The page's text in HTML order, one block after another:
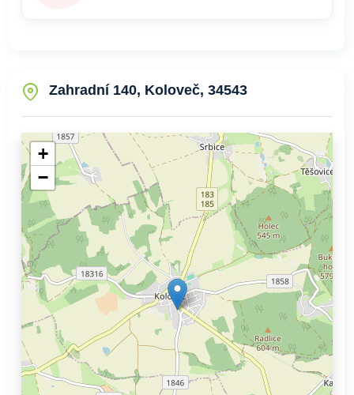
Zahradní 140, Koloveč, 34543
+
−